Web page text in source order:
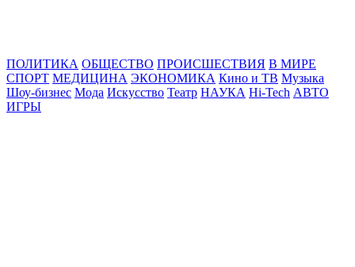
ПОЛИТИКА ОБЩЕСТВО ПРОИСШЕСТВИЯ В МИРЕ
СПОРТ МЕДИЦИНА ЭКОНОМИКА Кино и ТВ Музыка
Шоу-бизнес Мода Искусство Театр НАУКА Hi-Tech АВТО
ИГРЫ